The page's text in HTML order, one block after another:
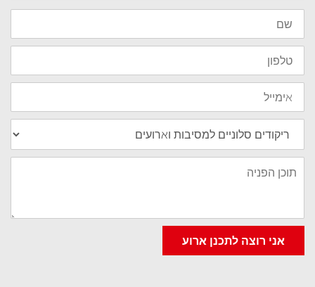
שם
טלפון
אימייל
נושא
תוכן
הפניה
אני רוצה לתכנן ארוע